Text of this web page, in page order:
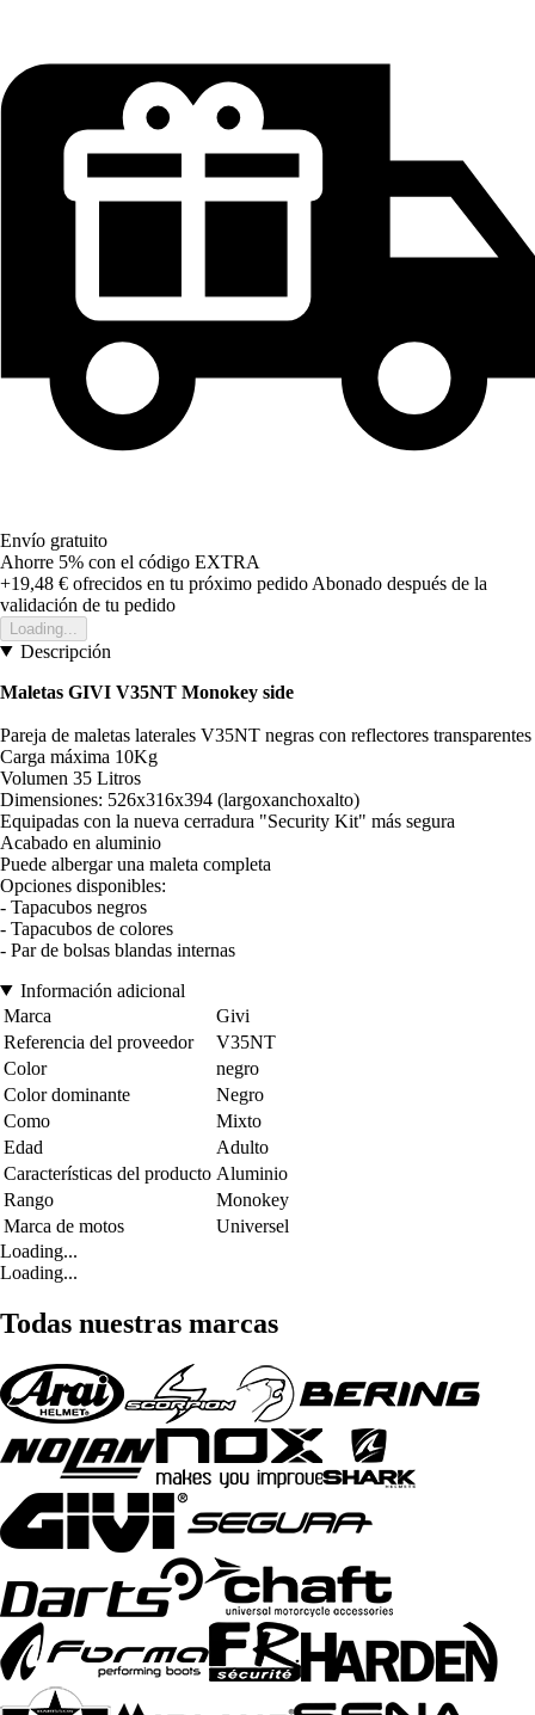
Envío gratuito
Ahorre 5% con el código EXTRA
+19,48 € ofrecidos en tu próximo pedido Abonado después de la
validación de tu pedido
Loading...
Descripción
Maletas GIVI V35NT Monokey side
Pareja de maletas laterales V35NT negras con reflectores transparentes
Carga máxima 10Kg
Volumen 35 Litros
Dimensiones: 526x316x394 (largoxanchoxalto)
Equipadas con la nueva cerradura "Security Kit" más segura
Acabado en aluminio
Puede albergar una maleta completa
Opciones disponibles:
- Tapacubos negros
- Tapacubos de colores
- Par de bolsas blandas internas
Información adicional
Marca
Givi
Referencia del proveedor
V35NT
Color
negro
Color dominante
Negro
Como
Mixto
Edad
Adulto
Características del producto Aluminio
Rango
Monokey
Marca de motos
Universel
Loading...
Loading...
Todas nuestras marcas